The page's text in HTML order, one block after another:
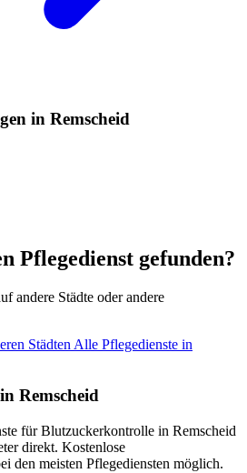
in Remscheid
Pflegedienst gefunden?
andere Städte oder andere
Städten Alle Pflegedienste in
Remscheid
für Blutzuckerkontrolle in Remscheid
direkt. Kostenlose
den meisten Pflegediensten möglich.